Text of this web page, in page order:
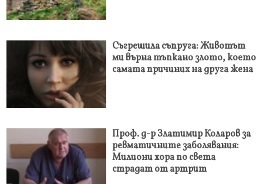
Съгрешила съпруга: Животът
ми върна тъпкано злото, което
самата причиних на друга жена
Проф. д-р Златимир Коларов за
ревматичните заболявания:
Милиони хора по света
страдат от артрит